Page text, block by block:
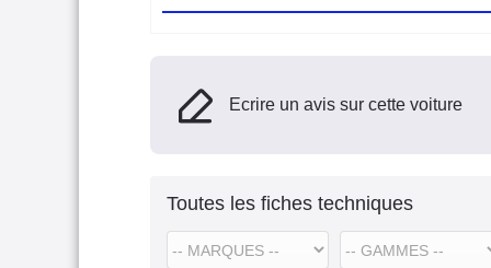
Ecrire un avis sur cette voiture
Toutes les fiches techniques